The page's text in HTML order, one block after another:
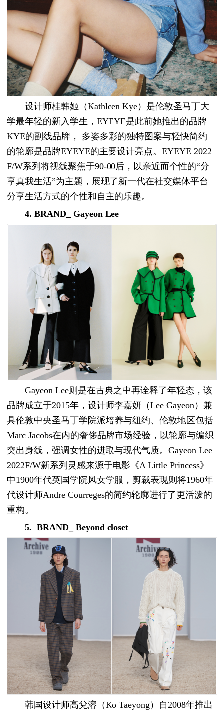
设计师桂韩姬（Kathleen Kye）是伦敦圣马丁大
学最年轻的新入学生，EYEYE是此前她推出的品牌
KYE的副线品牌， 多姿多彩的独特图案与轻快简约
的轮廓是品牌EYEYE的主要设计亮点。EYEYE 2022
F/W系列将视线聚焦于90-00后，以亲近而个性的“分
享真我生活”为主题，展现了新一代在社交媒体平台
分享生活方式的个性和自主的乐趣。
4. BRAND_ Gayeon Lee
Gayeon Lee则是在古典之中再诠释了年轻态，该
品牌成立于2015年，设计师李嘉妍（Lee Gayeon）兼
具伦敦中央圣马丁学院派培养与纽约、伦敦地区包括
Marc Jacobs在内的奢侈品牌市场经验，以轮廓与编织
突出身线，强调女性的进取与现代气质。Gayeon Lee
2022F/W新系列灵感来源于电影《A Little Princess》
中1900年代英国学院风女学服，剪裁表现则将1960年
代设计师Andre Courreges的简约轮廓进行了更活泼的
重构。
5. BRAND_ Beyond closet
韩国设计师高兌溶（Ko Taeyong）自2008年推出